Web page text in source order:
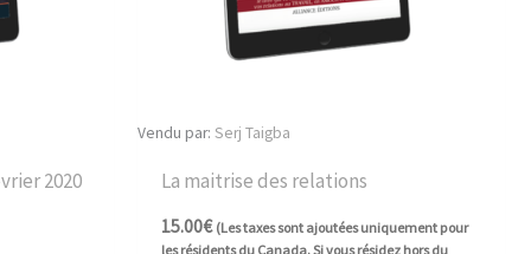
2020
Vendu par: Serj Taigba
La maitrise des relations
15.00€ (Les taxes sont ajoutées uniquement pour
les résidents du Canada. Si vous résidez hors du